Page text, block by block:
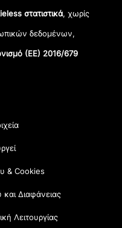
στατιστικά, χωρίς
δεδομένων,
(ΕΕ) 2016/679
& Cookies
και Διαφάνειας
Λειτουργίας